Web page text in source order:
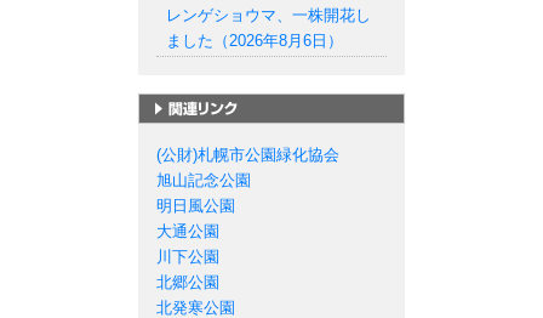
レンゲショウマ、一株開花し
ました（2026年8月6日）
(公財)札幌市公園緑化協会
旭山記念公園
明日風公園
大通公園
川下公園
北郷公園
北発寒公園